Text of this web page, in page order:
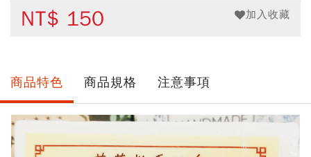
NT$ 150 加入收藏
商品特色 商品規格 注意事項